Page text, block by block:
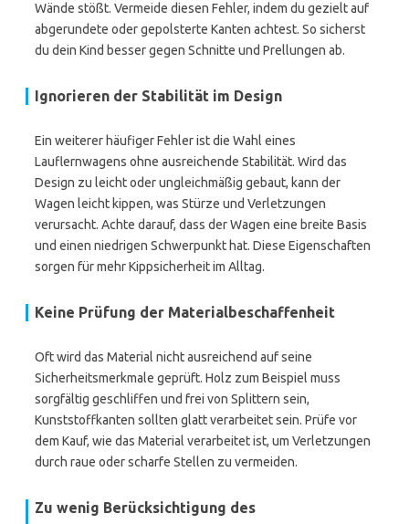
Wände stößt. Vermeide diesen Fehler, indem du gezielt auf
abgerundete oder gepolsterte Kanten achtest. So sicherst
du dein Kind besser gegen Schnitte und Prellungen ab.
Ignorieren der Stabilität im Design
Ein weiterer häufiger Fehler ist die Wahl eines
Lauflernwagens ohne ausreichende Stabilität. Wird das
Design zu leicht oder ungleichmäßig gebaut, kann der
Wagen leicht kippen, was Stürze und Verletzungen
verursacht. Achte darauf, dass der Wagen eine breite Basis
und einen niedrigen Schwerpunkt hat. Diese Eigenschaften
sorgen für mehr Kippsicherheit im Alltag.
Keine Prüfung der Materialbeschaffenheit
Oft wird das Material nicht ausreichend auf seine
Sicherheitsmerkmale geprüft. Holz zum Beispiel muss
sorgfältig geschliffen und frei von Splittern sein,
Kunststoffkanten sollten glatt verarbeitet sein. Prüfe vor
dem Kauf, wie das Material verarbeitet ist, um Verletzungen
durch raue oder scharfe Stellen zu vermeiden.
Zu wenig Berücksichtigung des